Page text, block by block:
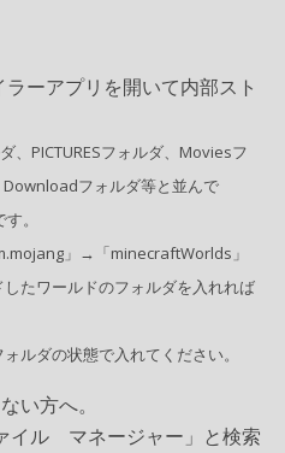
ラーアプリを開いて内部スト
、PICTURESフォルダ、Moviesフ
フォルダ等と並んで
。
」 →「minecraftWorlds」
したワールドのフォルダを入れれば
ルダの状態で入れてください。
い方へ。
イル マネージャー」と検索